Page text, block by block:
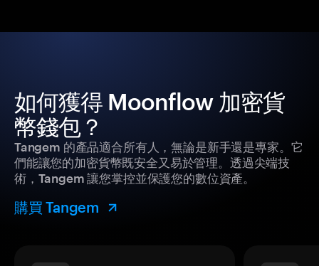
如何獲得 Moonflow 加密貨
幣錢包？
Tangem 的產品適合所有人，無論是新手還是專家。它
們能讓您的加密貨幣既安全又易於管理。透過尖端技
術，Tangem 讓您掌控並保護您的數位資產。
購買 Tangem